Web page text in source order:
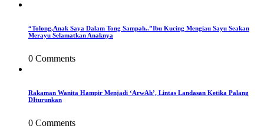
“Tolong,Anak Saya Dalam Tong Sampah..”Ibu Kucing Mengiau Sayu Seakan
Merayu Selamatkan Anaknya
0 Comments
Rakaman Wanita Hampir Menjadi ‘ArwAh’, Lintas Landasan Ketika Palang
DIturunkan
0 Comments